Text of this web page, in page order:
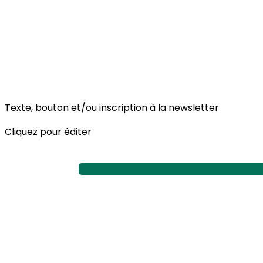
Texte, bouton et/ou inscription à la newsletter
Cliquez pour éditer